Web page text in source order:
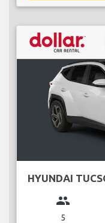
HYUNDAI
group
5